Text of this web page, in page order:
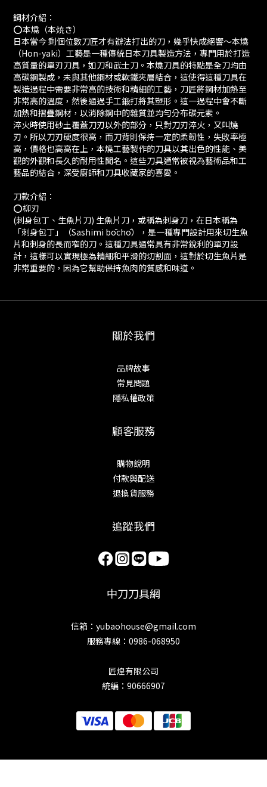
鋼材介紹：
⭕️本燒（本焼き）
日本當今 剩個位數刀匠才有辦法打出的刀，幾乎快成絕響～本燒
（Hon-yaki）工藝是一種傳統日本刀具製造方法，專門用於打造
高質量的單刃刀具，如刀和武士刀。本燒刀具的特點是全刀均由
高碳鋼製成，未與其他鋼材或軟鐵夾層結合，這使得這種刀具在
製造過程中需要非常高的技術和精細的工藝，刀匠將鋼材加熱至
非常高的溫度，然後通過手工鍛打將其塑形。這一過程中會不斷
加熱和摺疊鋼材，以消除鋼中的雜質並均勻分布碳元素。
淬火時使用砂土覆蓋刀刃以外的部分，只對刀刃淬火，又叫燒
刃。所以刀刃硬度很高，而刀背則保持一定的柔韌性，失敗率極
高，價格也高高在上，本燒工藝製作的刀具以其出色的性能、美
觀的外觀和長久的耐用性聞名。這些刀具通常被視為藝術品和工
藝品的結合，深受廚師和刀具收藏家的喜愛。
刀款介紹：
⭕️柳刃
(刺身包丁、生魚片刀) 生魚片刀，或稱為刺身刀，在日本稱為
「刺身包丁」（Sashimi bōchō），是一種專門設計用來切生魚
片和刺身的長而窄的刀。這種刀具通常具有非常銳利的單刃設
計，這樣可以實現極為精細和平滑的切割面，這對於切生魚片是
非常重要的，因為它幫助保持魚肉的質感和味道。
關於我們
品牌故事
常見問題
隱私權政策
顧客服務
購物說明
付款與配送
退換貨服務
追蹤我們
中刀刀具網
信箱：yubaohouse@gmail.com
服務專線：0986-068950
匠煌有限公司
統編：90666907